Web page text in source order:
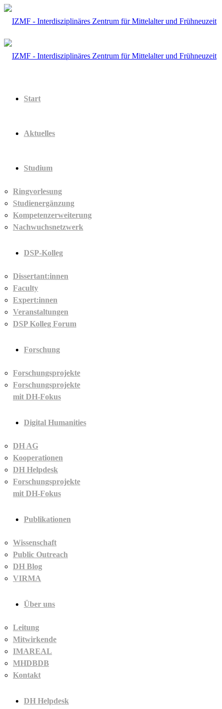
Start
Aktuelles
Studium
Ringvorlesung
Studienergänzung
Kompetenzerweiterung
Nachwuchsnetzwerk
DSP-Kolleg
Dissertant:innen
Faculty
Expert:innen
Veranstaltungen
DSP Kolleg Forum
Forschung
Forschungsprojekte
Forschungsprojekte
mit DH-Fokus
Digital Humanities
DH AG
Kooperationen
DH Helpdesk
Forschungsprojekte
mit DH-Fokus
Publikationen
Wissenschaft
Public Outreach
DH Blog
VIRMA
Über uns
Leitung
Mitwirkende
IMAREAL
MHDBDB
Kontakt
DH Helpdesk